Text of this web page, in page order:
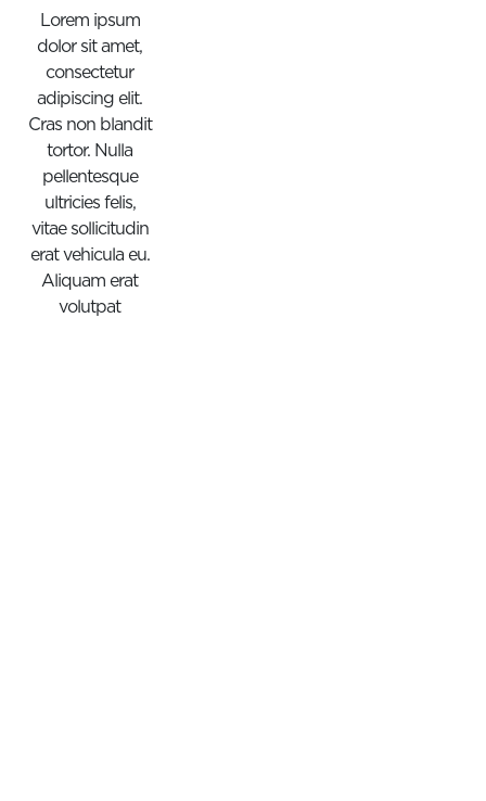
Lorem ipsum
dolor sit amet,
consectetur
adipiscing elit.
Cras non blandit
tortor. Nulla
pellentesque
ultricies felis,
vitae sollicitudin
erat vehicula eu.
Aliquam erat
volutpat